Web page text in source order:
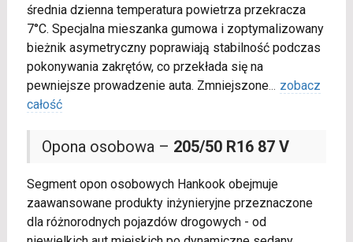
średnia dzienna temperatura powietrza przekracza
7°C. Specjalna mieszanka gumowa i zoptymalizowany
bieżnik asymetryczny poprawiają stabilność podczas
pokonywania zakrętów, co przekłada się na
pewniejsze prowadzenie auta. Zmniejszone... zobacz
całość
Opona osobowa – 205/50 R16 87 V
Segment opon osobowych Hankook obejmuje
zaawansowane produkty inżynieryjne przeznaczone
dla różnorodnych pojazdów drogowych - od